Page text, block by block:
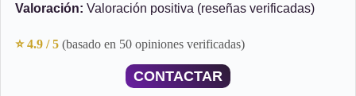
Valoración: Valoración positiva (reseñas verificadas)
⭐ 4.9 / 5 (basado en 50 opiniones verificadas)
CONTACTAR